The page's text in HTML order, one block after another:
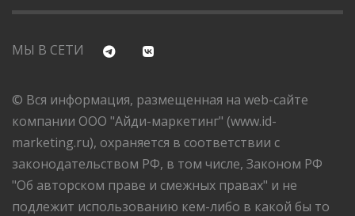
МЫ В СЕТИ
© Вся информация, размещенная на web-сайте
компании ООО "Айди-маркетинг" (www.id-
marketing.ru), охраняется в соответствии с
законодательством РФ, в том числе, Законом РФ
"Об авторском праве и смежных правах" и не
подлежит использованию кем-либо в какой бы то